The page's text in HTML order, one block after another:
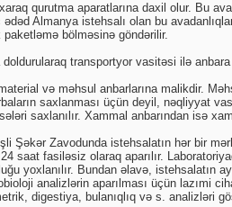
qurutma aparatlarına daxil olur. Bu
Almanya istehsalı olan bu
bölməsinə göndərilir.
transportyor vasitəsi ilə
və məhsul anbarlarına malikdir.
saxlanması üçün deyil, nəqliyyat
saxlanılır. Xammal anbarından isə
Şəkər Zavodunda istehsalatın hər bir
saat fasiləsiz olaraq aparılır.
yoxlanılır. Bundan əlavə, istehsalatın
analizlərin aparılması üçün lazımi
digestiya, bulanıqlıq və s. analizləri